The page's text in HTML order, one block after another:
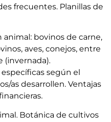
frecuentes. Planillas de
bovinos de carne,
aves, conejos, entre
(invernada).
según el
as desarrollen. Ventajas
Botánica de cultivos